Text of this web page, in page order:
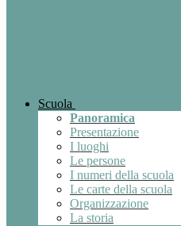
Scuola
Panoramica
Presentazione
I luoghi
Le persone
I numeri della scuola
Le carte della scuola
Organizzazione
La storia